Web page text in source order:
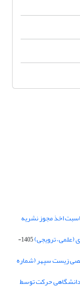
اخذ مجوز نشریه
– ترویجی)
1405-
زیست سپهر (شماره
حرکت توسط